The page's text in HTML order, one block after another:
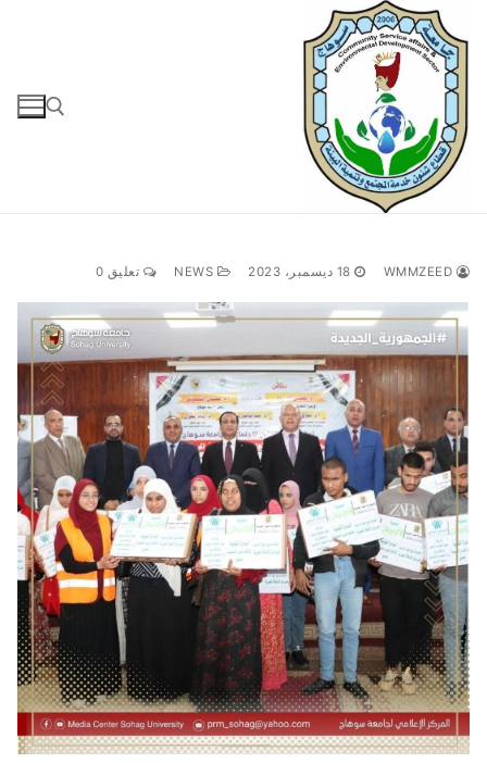
التجاوز
إلى
المحتوى
18 ديسمبر، 2023 تعليق 0